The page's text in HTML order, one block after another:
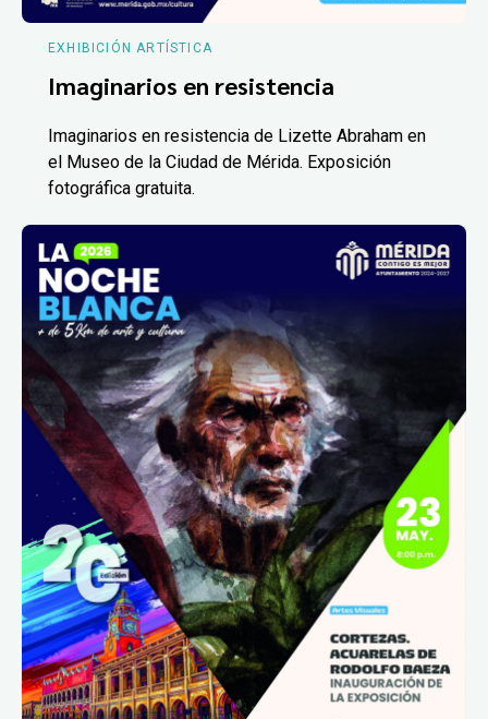
EXHIBICIÓN ARTÍSTICA
Imaginarios en resistencia
Imaginarios en resistencia de Lizette Abraham en
el Museo de la Ciudad de Mérida. Exposición
fotográfica gratuita.